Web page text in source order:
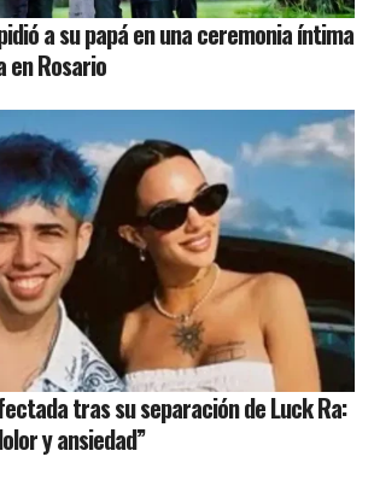
a su papá en una ceremonia íntima
en Rosario
tras su separación de Luck Ra:
y ansiedad”